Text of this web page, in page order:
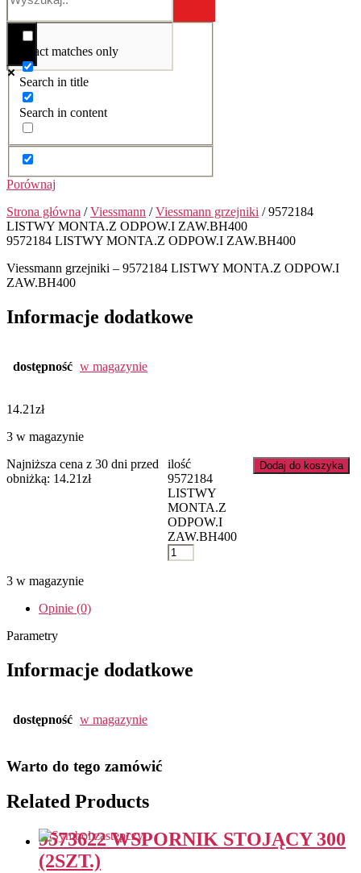
Exact matches only
Search in title
Search in content
Porównaj
Strona główna /Viessmann /Viessmann grzejniki / 9572184
LISTWY MONTA.Z ODPOW.I ZAW.BH400
9572184 LISTWY MONTA.Z ODPOW.I ZAW.BH400
Viessmann grzejniki – 9572184 LISTWY MONTA.Z ODPOW.I
ZAW.BH400
Informacje dodatkowe
dostępność w magazynie
14.21zł
3 w magazynie
Najniższa cena z 30 dni przed
obniżką: 14.21zł
ilość
9572184
LISTWY
MONTA.Z
ODPOW.I
ZAW.BH400
Dodaj do koszyka
3 w magazynie
Opinie (0)
Parametry
Informacje dodatkowe
dostępność w magazynie
Warto do tego zamówić
Related Products
9573622 WSPORNIK STOJĄCY 300
(2SZT.)